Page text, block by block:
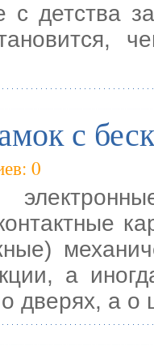
детства
с
0
а
дверях, а о